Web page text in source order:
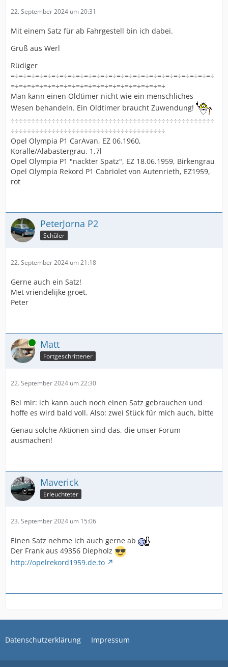
22. September 2024 um 20:31
Mit einem Satz für ab Fahrgestell bin ich dabei.
Gruß aus Werl
Rüdiger
=÷=÷=÷=÷=÷=÷=÷=÷=÷=÷=÷=÷=÷=÷=÷=÷=÷=÷=÷=÷=÷=÷=÷=÷=÷
=÷=÷=÷=÷=÷=÷=÷=÷=÷=÷=÷=÷=÷=÷=÷=÷=÷=÷=÷
Man kann einen Oldtimer nicht wie ein menschliches
Wesen behandeln. Ein Oldtimer braucht Zuwendung!
÷÷÷÷÷÷÷÷÷÷÷÷÷÷÷÷÷÷÷÷÷÷÷÷÷÷÷÷÷÷÷÷÷÷÷÷÷÷÷÷÷÷÷÷÷÷÷÷÷÷
÷÷÷÷÷÷÷÷÷÷÷÷÷÷÷÷÷÷÷÷÷÷÷÷÷÷÷÷÷÷÷÷÷÷÷÷÷÷
Opel Olympia P1 CarAvan, EZ 06.1960,
Koralle/Alabastergrau, 1,7l
Opel Olympia P1 "nackter Spatz", EZ 18.06.1959, Birkengrau
Opel Olympia Rekord P1 Cabriolet von Autenrieth, EZ1959,
rot
PeterJorna P2
Schüler
22. September 2024 um 21:18
Gerne auch ein Satz!
Met vriendelijke groet,
Peter
Online Matt
Fortgeschrittener
22. September 2024 um 22:30
Bei mir: ich kann auch noch einen Satz gebrauchen und
hoffe es wird bald voll. Also: zwei Stück für mich auch, bitte
Genau solche Aktionen sind das, die unser Forum
ausmachen!
Maverick
Erleuchteter
23. September 2024 um 15:06
Einen Satz nehme ich auch gerne ab
Der Frank aus 49356 Diepholz
http://opelrekord1959.de.to
Datenschutzerklärung Impressum